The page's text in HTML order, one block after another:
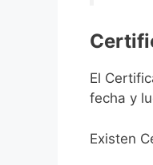
El
fecha y
Existen